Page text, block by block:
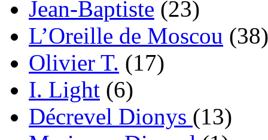
Jean-Baptiste (23)
L’Oreille de Moscou (38)
Olivier T. (17)
I. Light (6)
Décrevel Dionys (13)